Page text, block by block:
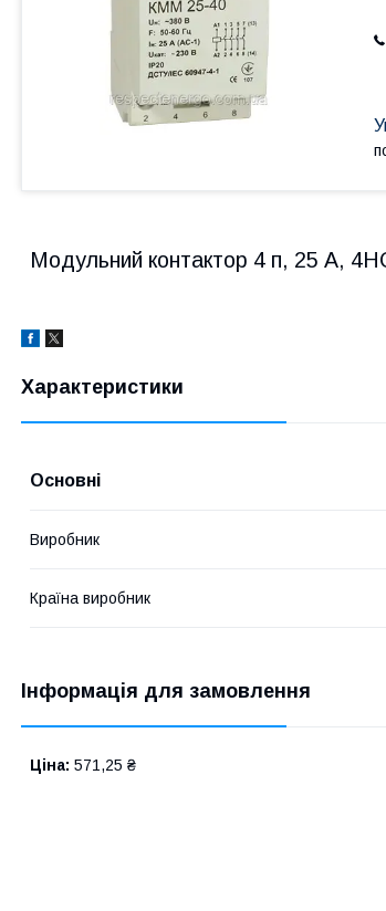
Модульний контактор 4 п, 25 А,
Характеристики
Основні
Виробник
Країна виробник
Інформація для замовлення
Ціна: 571,25 ₴